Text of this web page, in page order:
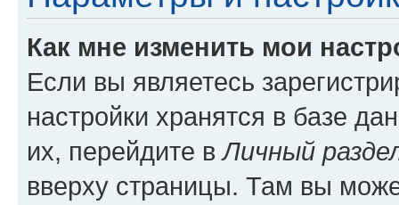
Как мне изменить мои
Если вы являетесь
настройки хранятся в базе
их, перейдите вЛичный
вверху страницы. Там вы